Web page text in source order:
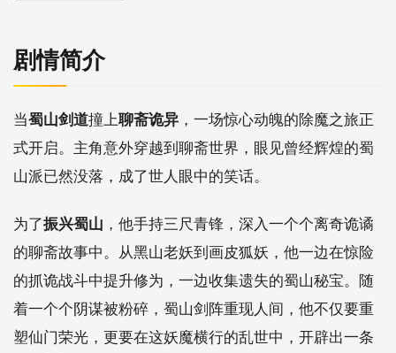
剧情简介
当蜀山剑道撞上聊斋诡异 ，一场惊心动魄的除魔之旅正
式开启。主角意外穿越到聊斋世界，眼见曾经辉煌的蜀
山派已然没落，成了世人眼中的笑话。
为了振兴蜀山 ，他手持三尺青锋，深入一个个离奇诡谲
的聊斋故事中。从黑山老妖到画皮狐妖，他一边在惊险
的抓诡战斗中提升修为，一边收集遗失的蜀山秘宝。随
着一个个阴谋被粉碎，蜀山剑阵重现人间，他不仅要重
塑仙门荣光，更要在这妖魔横行的乱世中，开辟出一条